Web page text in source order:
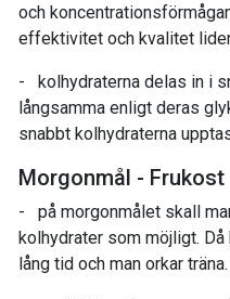
och
effektivitet och kvalitet
- kolhydraterna delas in i
långsamma enligt deras
snabbt kolhydraterna
Morgonmål - Frukost
- på morgonmålet skall
kolhydrater som möjligt.
lång tid och man orkar träna.